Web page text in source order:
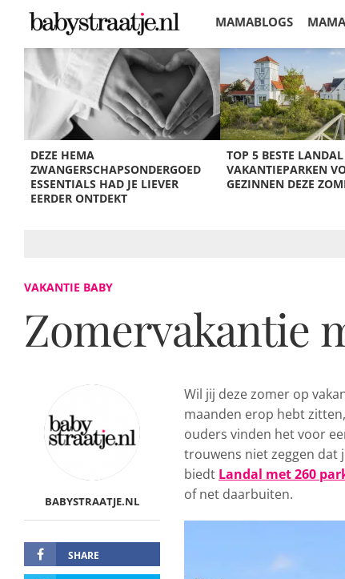
MAMABLOGS
KORTINGEN
DEZE HEMA
ZWANGERSCHAPSONDERGOED
ESSENTIALS HAD JE LIEVER
EERDER ONTDEKT
TOP 5 BESTE LANDAL
VAKANTIEPARKEN
GEZINNEN DEZE
VAKANTIE BABY
Zomervakantie
BABYSTRAATJE.NL
SHARE
Wil jij deze zomer op
maanden erop hebt
ouders vinden het voor
trouwens niet zeggen dat
biedt Landal met 260
of net daarbuiten.